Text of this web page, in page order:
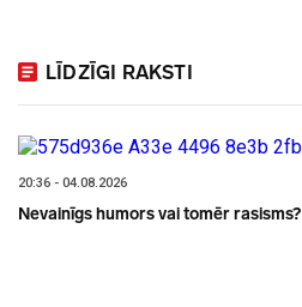
LĪDZĪGI RAKSTI
20:36 - 04.08.2026
Nevainīgs humors vai tomēr rasisms?